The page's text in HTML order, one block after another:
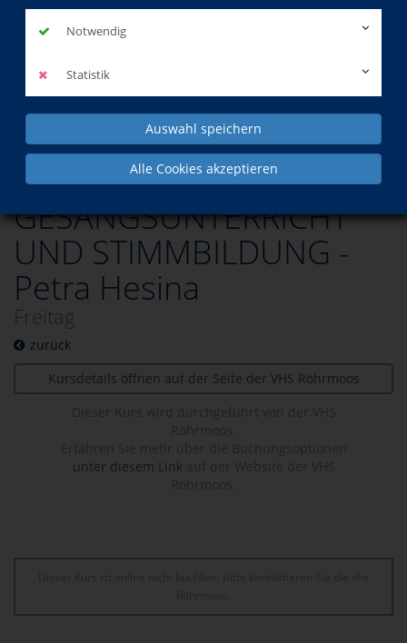
Notwendig
Statistik
Auswahl speichern
Alle Cookies akzeptieren
Musik Gesangsunterricht
GESANGSUNTERRICHT
UND STIMMBILDUNG -
Petra Hesina
Freitag
zurück
Kursdetails öffnen auf der Seite der VHS Röhrmoos
unter diesem Linkauf der Website der VHS
Dieser Kurs ist online nicht buchbar. Bitte kontaktieren Sie die vhs
Röhrmoos.